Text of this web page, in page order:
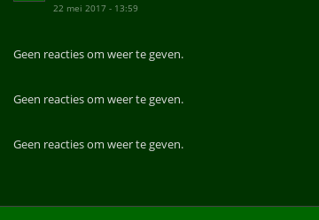
22 mei 2017 - 13:59
Geen reacties om weer te geven.
Geen reacties om weer te geven.
Geen reacties om weer te geven.